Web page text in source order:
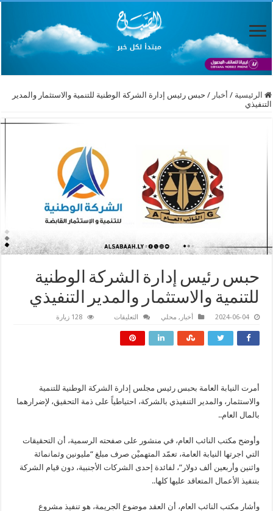
الرئيسية / أخبار / حبس رئيس إدارة الشركة الوطنية للتنمية والاستثمار والمدير
التنفيذي
حبس رئيس إدارة الشركة الوطنية
للتنمية والاستثمار والمدير التنفيذي
2024-06-04 أخبار , محلي التعليقات
التنفيذي
مغلقة
128 زيارة
أمرت النيابة العامة بحبس رئيس مجلس إدارة الشركة الوطنية للتنمية
والاستثمار، والمدير التنفيذي بالشركة، احتياطياً على ذمة التحقيق، لإضرارهما
بالمال العام..
وأوضح مكتب النائب العام، في منشور على صفحته الرسمية، أن التحقيقات
التي اجرتها النيابة العامة، تعمّد المتهميْن صرف مبلغ “مليونين وثمانمائة
واثنين وأربعين ألف دولار”، لفائدة إحدى الشركات الأجنبية، دون قيام الشركة
بتنفيذ الأعمال المتعاقد عليها كلها..
وأشار مكتب النائب العام، أن العقد موضوع الجريمة، هو تنفيذ مشروع